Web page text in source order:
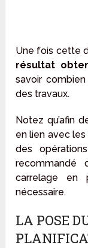
Une fois cette
résultat
savoir
des travaux.
Notez qu’afin
en lien avec
des
recommandé
carrelage en
nécessaire.
LA POSE